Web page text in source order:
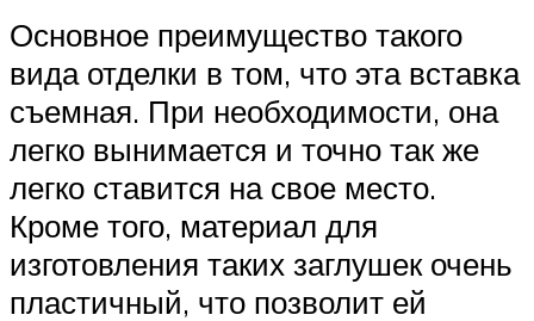
Основное преимущество такого
вида отделки в том, что эта вставка
съемная. При необходимости, она
легко вынимается и точно так же
легко ставится на свое место.
Кроме того, материал для
изготовления таких заглушек очень
пластичный, что позволит ей